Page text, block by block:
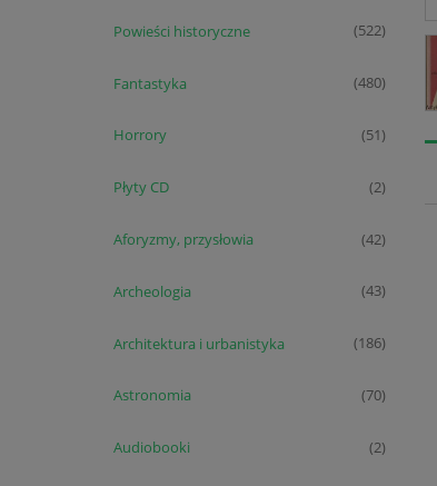
Powieści historyczne (522)
Fantastyka (480)
Horrory (51)
Płyty CD (2)
Aforyzmy, przysłowia (42)
Archeologia (43)
Architektura i urbanistyka (186)
Astronomia (70)
Audiobooki (2)